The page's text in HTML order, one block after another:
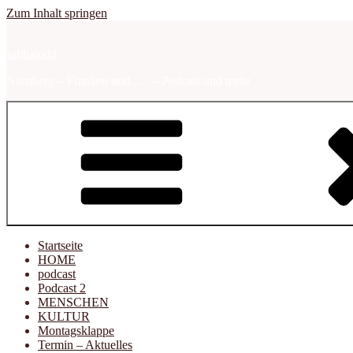
Zum Inhalt springen
Startseite
HOME
podcast
Podcast 2
MENSCHEN
KULTUR
Montagsklappe
Termin – Aktuelles